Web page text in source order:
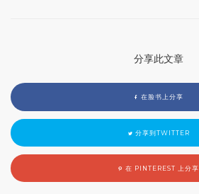
分享此文章
在脸书上分享
分享到TWITTER
在 PINTEREST 上分享